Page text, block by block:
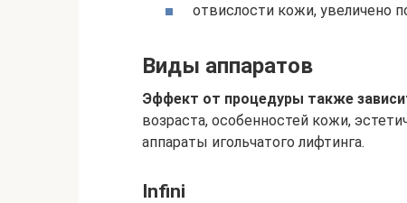
отвислости кожи, увеличено
Виды аппаратов
Эффект от процедуры также
возраста, особенностей кожи,
аппараты игольчатого лифтинга.
Infini